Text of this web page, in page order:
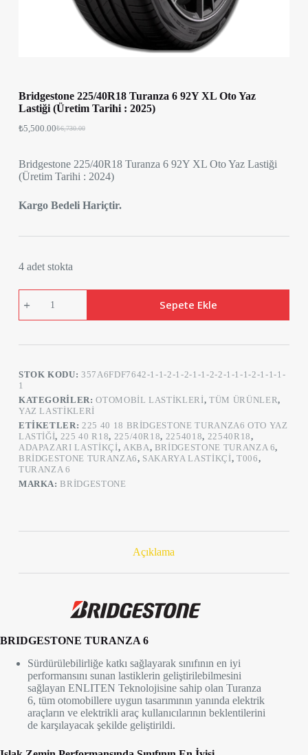
Bridgestone 225/40R18 Turanza 6 92Y XL Oto Yaz
Lastiği (Üretim Tarihi : 2025)
₺6,730.00
₺5,500.00
Bridgestone 225/40R18 Turanza 6 92Y XL Oto Yaz Lastiği
(Üretim Tarihi : 2024)
Kargo Bedeli Hariçtir.
4 adet stokta
225/40R18
Turanza
Yaz
Lastiği
(Üretim
Tarihi
:
2025)
adet
Sepete Ekle
STOK KODU:357A6FDF7642-1-1-2-1-2-1-1-2-2-1-1-1-2-1-1-1-
1
KATEGORILER:OTOMOBIL LASTIKLERI, TÜM ÜRÜNLER,
YAZ LASTIKLERI
ETIKETLER:225 40 18 BRIDGESTONE TURANZA6 OTO YAZ
LASTIĞI, 225 40 R18, 225/40R18, 2254018, 22540R18,
ADAPAZARI LASTIKÇI, AKBA, BRIDGESTONE TURANZA 6,
BRIDGESTONE TURANZA6, SAKARYA LASTIKÇI, T006,
TURANZA 6
MARKA:BRIDGESTONE
Açıklama
BRIDGESTONE TURANZA 6
Sürdürülebilirliğe katkı sağlayarak sınıfının en iyi
performansını sunan lastiklerin geliştirilebilmesini
sağlayan ENLITEN Teknolojisine sahip olan Turanza
6, tüm otomobillere uygun tasarımının yanında elektrik
araçların ve elektrikli araç kullanıcılarının beklentilerini
de karşılayacak şekilde geliştirildi.